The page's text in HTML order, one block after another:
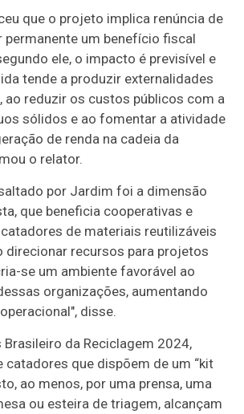
que o projeto implica renúncia de
permanente um benefício fiscal
ele, o impacto é previsível e
tende a produzir externalidades
ao reduzir os custos públicos com a
sólidos e ao fomentar a atividade
de renda na cadeia da
o relator.
por Jardim foi a dimensão
que beneficia cooperativas e
de materiais reutilizáveis
direcionar recursos para projetos
se um ambiente favorável ao
organizações, aumentando
disse.
Brasileiro da Reciclagem 2024,
catadores que dispõem de um “kit
ao menos, por uma prensa, uma
ou esteira de triagem, alcançam